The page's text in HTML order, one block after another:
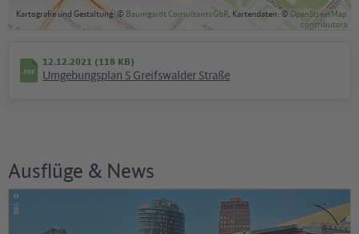
Kartografie und Gestaltung: © Baumgardt Consultants GbR , Kartendaten: ©OpenStreetMap
contributors
12.12.2021 (118 KB)
Umgebungsplan S Greifswalder Straße
Ausflüge & News
©
VBB